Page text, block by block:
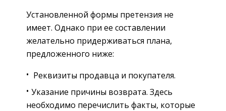
Установленной формы претензия не
имеет. Однако при ее составлении
желательно придерживаться плана,
предложенного ниже:
Реквизиты продавца и покупателя.
Указание причины возврата. Здесь
необходимо перечислить факты, которые